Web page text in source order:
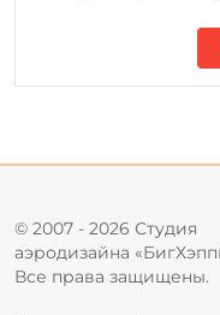
© 2007 - 2026 Студия
аэродизайна
Все права защищены.